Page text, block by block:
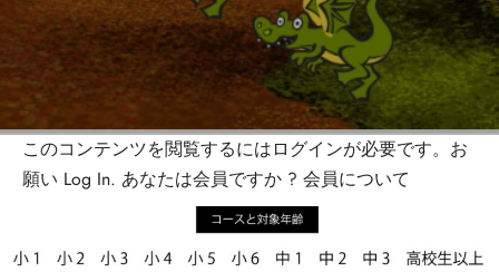
このコンテンツを閲覧するにはログインが必要です。お
願い Log In. あなたは会員ですか ? 会員について